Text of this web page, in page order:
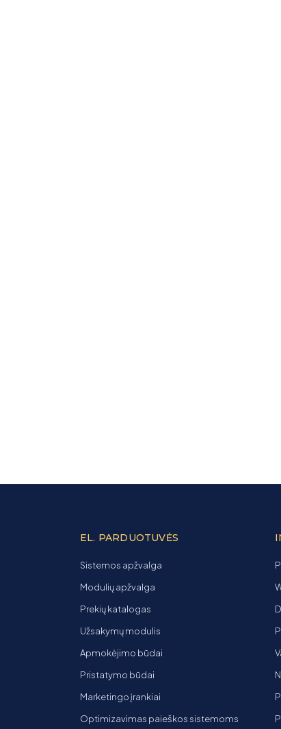
EL. PARDUOTUVĖS
Sistemos apžvalga
Modulių apžvalga
Prekių katalogas
Užsakymų modulis
Apmokėjimo būdai
Pristatymo būdai
Marketingo įrankiai
Optimizavimas paieškos sistemoms